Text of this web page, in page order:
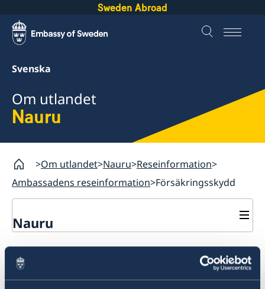
Sweden Abroad
Svenska
Om utlandet
Nauru
Om utlandet Nauru Reseinformation
Ambassadens reseinformation Försäkringsskydd
Nauru
Hjälp till svenskar i Nauru
Rösta i Nauru
Reseinformation
Försäkringsskydd